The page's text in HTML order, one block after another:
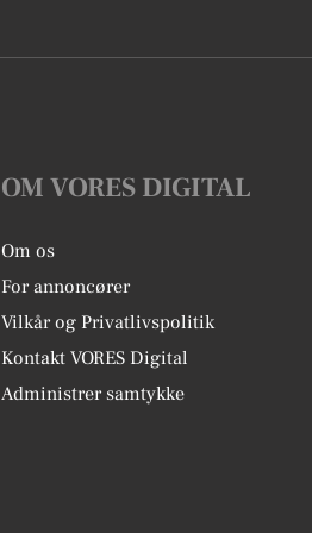
OM VORES DIGITAL
Om os
For annoncører
Vilkår og Privatlivspolitik
Kontakt VORES Digital
Administrer samtykke